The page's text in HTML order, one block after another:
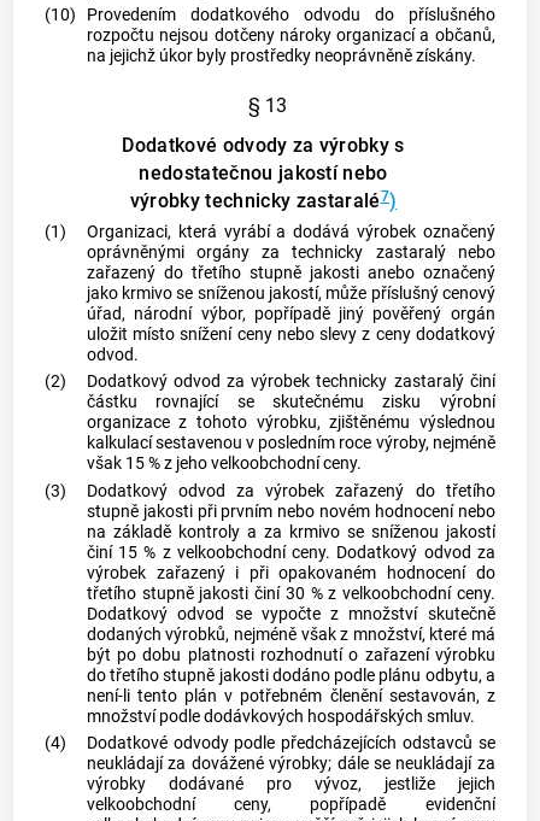
(10)
Provedením dodatkového odvodu do příslušného
rozpočtu nejsou dotčeny nároky organizací a občanů,
na jejichž úkor byly prostředky neoprávněně získány.
§ 13
Dodatkové odvody za výrobky s
nedostatečnou jakostí nebo
výrobky technicky zastaralé7)
(1)
Organizaci, která vyrábí a dodává výrobek označený
oprávněnými orgány za technicky zastaralý nebo
zařazený do třetího stupně jakosti anebo označený
jako krmivo se sníženou jakostí, může příslušný cenový
úřad, národní výbor, popřípadě jiný pověřený orgán
uložit místo snížení ceny nebo slevy z ceny dodatkový
odvod.
(2)
Dodatkový odvod za výrobek technicky zastaralý činí
částku rovnající se skutečnému zisku výrobní
organizace z tohoto výrobku, zjištěnému výslednou
kalkulací sestavenou v posledním roce výroby, nejméně
však 15 % z jeho velkoobchodní ceny.
(3)
Dodatkový odvod za výrobek zařazený do třetího
stupně jakosti při prvním nebo novém hodnocení nebo
na základě kontroly a za krmivo se sníženou jakostí
činí 15 % z velkoobchodní ceny. Dodatkový odvod za
výrobek zařazený i při opakovaném hodnocení do
třetího stupně jakosti činí 30 % z velkoobchodní ceny.
Dodatkový odvod se vypočte z množství skutečně
dodaných výrobků, nejméně však z množství, které má
být po dobu platnosti rozhodnutí o zařazení výrobku
do třetího stupně jakosti dodáno podle plánu odbytu, a
není-li tento plán v potřebném členění sestavován, z
množství podle dodávkových hospodářských smluv.
(4)
Dodatkové odvody podle předcházejících odstavců se
neukládají za dovážené výrobky; dále se neukládají za
výrobky dodávané pro vývoz, jestliže jejich
velkoobchodní ceny, popřípadě evidenční